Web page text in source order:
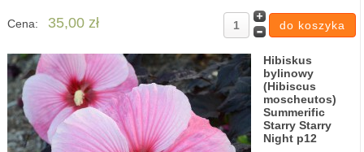
Cena: 35,00 zł
Hibiskus
bylinowy
(Hibiscus
moscheutos)
Summerific
Starry Starry
Night p12